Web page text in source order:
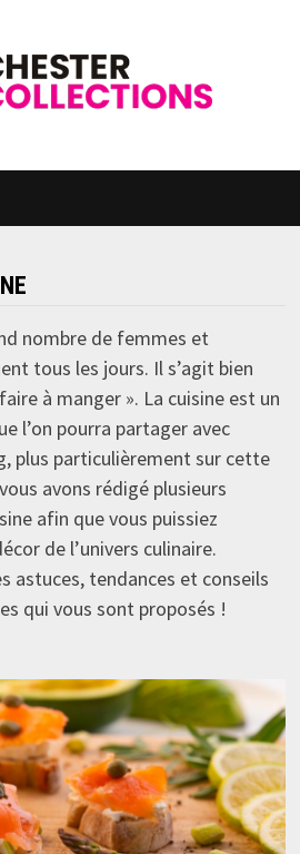
nombre de femmes et
tous les jours. Il s’agit bien
à manger ». La cuisine est un
l’on pourra partager avec
plus particulièrement sur cette
avons rédigé plusieurs
afin que vous puissiez
de l’univers culinaire.
astuces, tendances et conseils
qui vous sont proposés !